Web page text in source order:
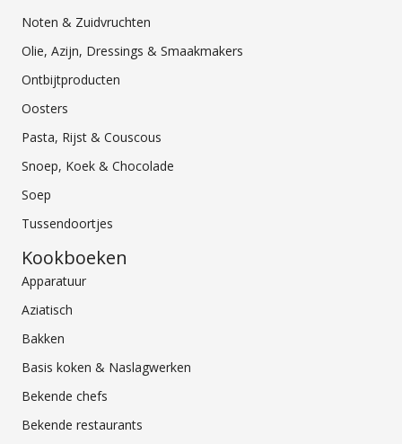
Noten & Zuidvruchten
Olie, Azijn, Dressings & Smaakmakers
Ontbijtproducten
Oosters
Pasta, Rijst & Couscous
Snoep, Koek & Chocolade
Soep
Tussendoortjes
Kookboeken
Apparatuur
Aziatisch
Bakken
Basis koken & Naslagwerken
Bekende chefs
Bekende restaurants